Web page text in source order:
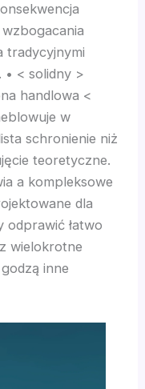
tradycyjnymi
< solidny >
handlowa <
w
schronienie niż
teoretyczne.
a kompleksowe
dla
odprawić łatwo
wielokrotne
inne